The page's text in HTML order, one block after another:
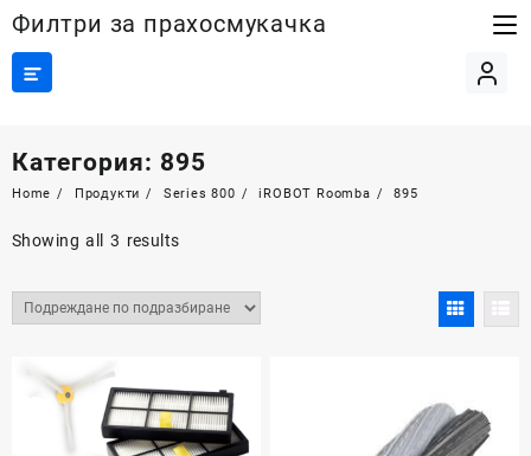
Skip
content
Филтри за прахосмукачка
Категория: 895
Home Продукти Series 800 iROBOT Roomba 895
Showing all 3 results